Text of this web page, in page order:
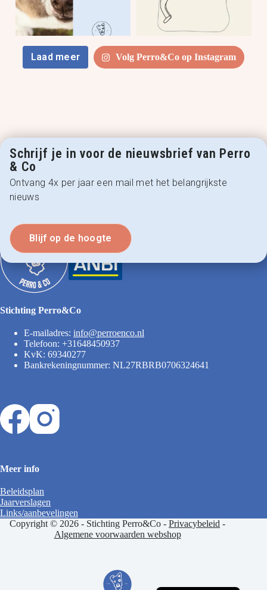
Laad meer Volg Perro&Co op Instagram
Schrijf je in voor de nieuwsbrief van Perro
& Co
Ontvang 4x per jaar een mail met het belangrijkste
nieuws
Blijf op de hoogte
Stichting Perro&Co
E-mailadres: info@perroenco.nl
Telefoon: +31648450937
KvK: 69340277
Bankrekeningnummer: NL27RBRB0706324641
Meer info
Beleidsplan
Jaarverslagen
Links/aanbevelingen
Copyright © 2026 - Stichting Perro&Co -Privacybeleid -
Algemene voorwaarden webshop